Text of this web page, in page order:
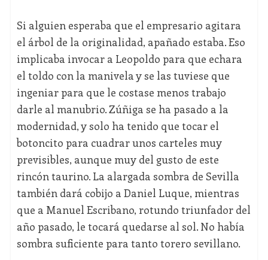
Si alguien esperaba que el empresario agitara
el árbol de la originalidad, apañado estaba. Eso
implicaba invocar a Leopoldo para que echara
el toldo con la manivela y se las tuviese que
ingeniar para que le costase menos trabajo
darle al manubrio. Zúñiga se ha pasado a la
modernidad, y solo ha tenido que tocar el
botoncito para cuadrar unos carteles muy
previsibles, aunque muy del gusto de este
rincón taurino. La alargada sombra de Sevilla
también dará cobijo a Daniel Luque, mientras
que a Manuel Escribano, rotundo triunfador del
año pasado, le tocará quedarse al sol. No había
sombra suficiente para tanto torero sevillano.